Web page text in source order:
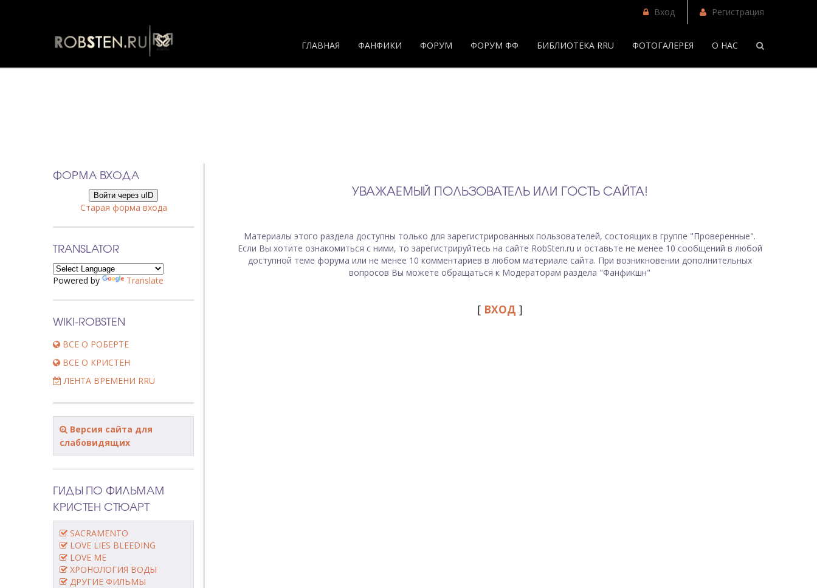
Вход Регистрация
ГЛАВНАЯ ФАНФИКИ ФОРУМ ФОРУМ ФФ БИБЛИОТЕКА RRU ФОТОГАЛЕРЕЯ О НАС
УВАЖАЕМЫЙ ПОЛЬЗОВАТЕЛЬ ИЛИ ГОСТЬ САЙТА!
Материалы этого раздела доступны только для зарегистрированных пользователей, состоящих в группе "Проверенные".
Если Вы хотите ознакомиться с ними, то зарегистрируйтесь на сайте RobSten.ru и оставьте не менее 10 сообщений в любой
доступной теме форума или не менее 10 комментариев в любом материале сайта. При возникновении дополнительных
вопросов Вы можете обращаться к Модераторам раздела "Фанфикшн"
[ ВХОД ]
ФОРМА ВХОДА
Войти через uID
Старая форма входа
TRANSLATOR
Powered by Translate
WIKI-ROBSTEN
ВСЕ О РОБЕРТЕ
ВСЕ О КРИСТЕН
ЛЕНТА ВРЕМЕНИ RRU
Версия сайта для
слабовидящих
ГИДЫ ПО ФИЛЬМАМ
КРИСТЕН СТЮАРТ
SACRAMENTO
LOVE LIES BLEEDING
LOVE ME
ХРОНОЛОГИЯ ВОДЫ
ДРУГИЕ ФИЛЬМЫ